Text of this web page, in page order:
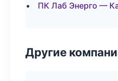
ПК Лаб Энерго —
Другие